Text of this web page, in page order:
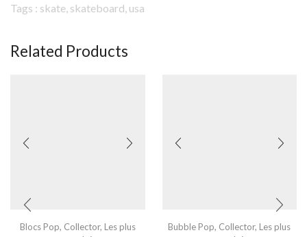
Tags : skate, skateboard, usa
Related Products
Blocs Pop, Collector, Les plus
Bubble Pop, Collector, Les plus